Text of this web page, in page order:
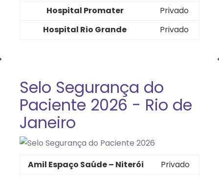
Hospital Promater
Privado
Hospital Rio Grande
Privado
Selo Segurança do
Paciente 2026 - Rio de
Janeiro
Amil Espaço Saúde – Niterói
Privado